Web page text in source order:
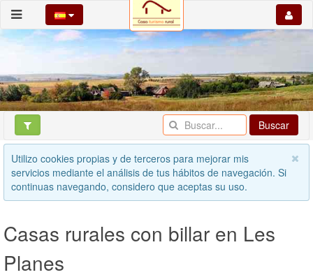
Buscar
Utilizo cookies propias y de terceros para mejorar mis
servicios mediante el análisis de tus hábitos de navegación. Si
continuas navegando, considero que aceptas su uso.
Casas rurales con billar en Les
Planes